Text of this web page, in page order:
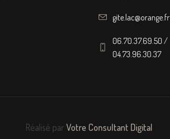
gite.lac@orange.fr
06.70.37.69.50 /
04.73.96.30.37
Réalisé par Votre Consultant Digital